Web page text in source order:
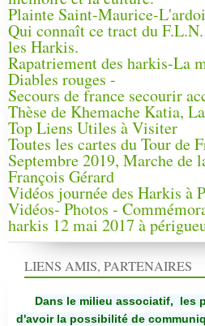
Plainte Saint-Maurice-
Qui connaît ce tract du
les Harkis.
Rapatriement des harkis-La
Diables rouges -
Secours de france secourir
Thèse de Khemache Katia,
Top Liens Utiles à Visiter
Toutes les cartes du Tour de
Septembre 2019, Marche de
François Gérard
Vidéos journée des Harkis à
Vidéos- Photos -
harkis 12 mai 2017 à
LIENS AMIS, PARTENAIRES
Dans le milieu associatif, les
d'avoir la possibilité de